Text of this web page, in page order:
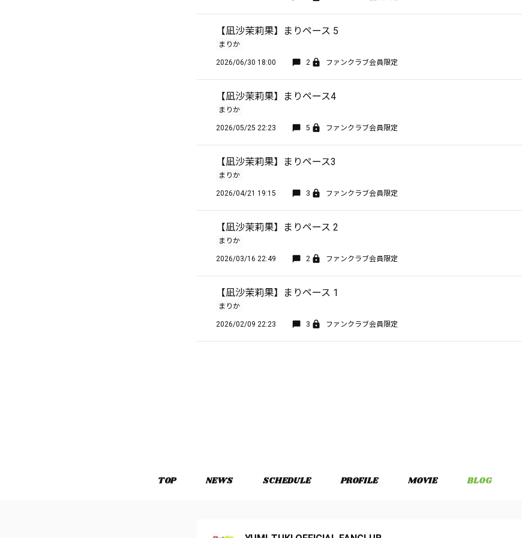
【凪沙茉莉果】まりペース 5
まりか
2026/06/30 18:00 2 ファンクラブ会員限定
【凪沙茉莉果】まりペース4
まりか
2026/05/25 22:23 5 ファンクラブ会員限定
【凪沙茉莉果】まりペース3
まりか
2026/04/21 19:15 3 ファンクラブ会員限定
【凪沙茉莉果】まりペース 2
まりか
2026/03/16 22:49 2 ファンクラブ会員限定
【凪沙茉莉果】まりペース 1
まりか
2026/02/09 22:23 3 ファンクラブ会員限定
TOP NEWS SCHEDULE PROFILE MOVIE BLOG